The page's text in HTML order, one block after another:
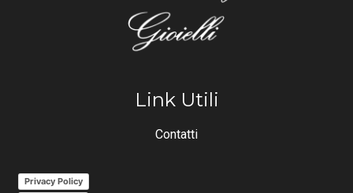
Link Utili
Contatti
Privacy Policy